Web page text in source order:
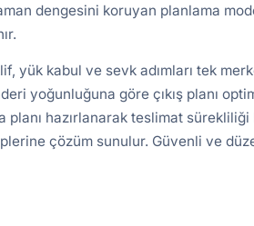
dengesini koruyan planlama
yük kabul ve sevk adımları tek
yoğunluğuna göre çıkış planı
hazırlanarak teslimat
çözüm sunulur. Güvenli ve